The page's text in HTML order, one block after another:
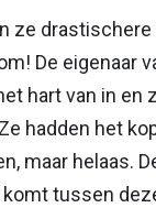
ze
De eigenaar
hart van in en
Ze hadden het
maar helaas.
tussen